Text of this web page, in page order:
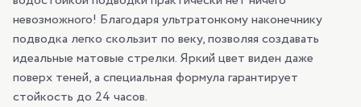
невозможного! Благодаря ультратонкому наконечнику
подводка легко скользит по веку, позволяя создавать
идеальные матовые стрелки. Яркий цвет виден даже
поверх теней, а специальная формула гарантирует
стойкость до 24 часов.